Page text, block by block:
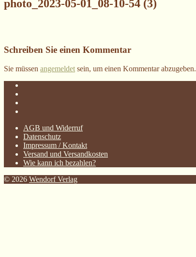
photo_2023-05-01_08-10-54 (3)
Schreiben Sie einen Kommentar
Sie müssen angemeldet sein, um einen Kommentar abzugeben.
AGB und Widerruf
Datenschutz
Impressum / Kontakt
Versand und Versandkosten
Wie kann ich bezahlen?
© 2026 Wendorf Verlag